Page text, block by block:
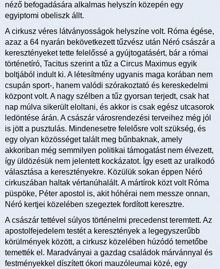
néző befogadására alkalmas helyszín közepén egy
egyiptomi obeliszk állt.
A cirkusz véres látványosságok helyszíne volt. Róma égése,
azaz a 64 nyarán bekövetkezett tűzvész után Néró császár a
keresztényeket tette felelőssé a gyújtogatásért, bár a római
történetíró, Tacitus szerint a tűz a Circus Maximus egyik
boltjából indult ki. A létesítmény ugyanis maga korában nem
csupán sport-, hanem valódi szórakoztató és kereskedelmi
központ volt. A nagy szélben a tűz gyorsan terjedt, csak hat
nap múlva sikerült eloltani, és akkor is csak egész utcasorok
ledöntése árán. A császár városrendezési terveihez még jól
is jött a pusztulás. Mindenesetre felelősre volt szükség, és
egy olyan közösséget talált meg bűnbaknak, amely
akkoriban még semmilyen politikai támogatást nem élvezett,
így üldözésük nem jelentett kockázatot. Így esett az uralkodó
választása a keresztényekre. Közülük sokan éppen Néró
cirkuszában haltak vértanúhalált. A mártírok közt volt Róma
püspöke, Péter apostol is, akit hóhérai nem messze onnan,
Néró kertjei közelében szegeztek fordított keresztre.
A császár tettével súlyos történelmi precedenst teremtett. Az
apostolfejedelem testét a keresztények a legegyszerűbb
körülmények között, a cirkusz közelében húzódó temetőbe
temették el. Maradványai a gazdag családok márvánnyal és
festményekkel díszített ókori mauzóleumai közé, egy